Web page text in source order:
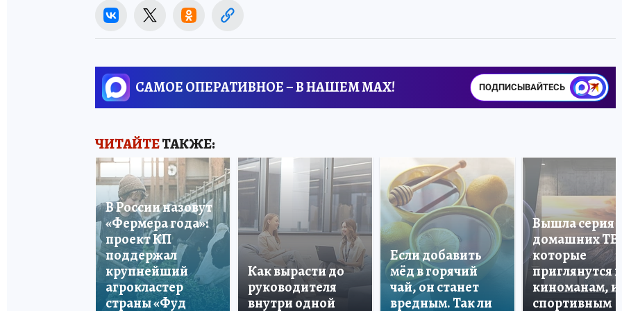
САМОЕ ОПЕРАТИВНОЕ – В НАШЕМ MAX! ПОДПИСЫВАЙТЕСЬ
ЧИТАЙТЕТАКЖЕ:
В России назовут
«Фермера года»:
проект КП
поддержал
крупнейший
агрокластер
страны «Фуд
Как вырасти до
руководителя
внутри одной
Если добавить
мёд в горячий
чай, он станет
вредным. Так ли
Вышла серия
домашних ТВ,
которые
приглянутся и
киноманам, и
спортивным